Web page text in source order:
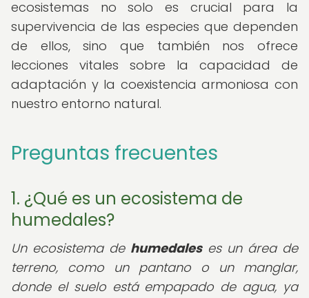
ecosistemas no solo es crucial para la
supervivencia de las especies que dependen
de ellos, sino que también nos ofrece
lecciones vitales sobre la capacidad de
adaptación y la coexistencia armoniosa con
nuestro entorno natural.
Preguntas frecuentes
1. ¿Qué es un ecosistema de
humedales?
Un ecosistema de humedaleses un área de
terreno, como un pantano o un manglar,
donde el suelo está empapado de agua, ya